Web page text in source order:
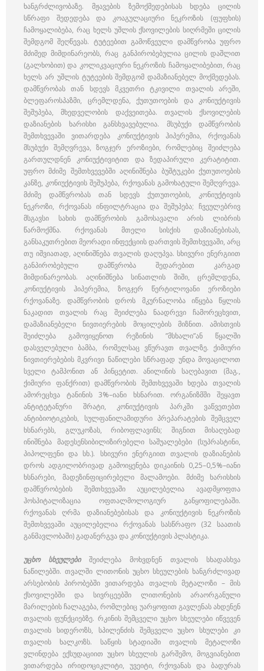
ხანგრძლივობაზე. მჟავების ზემოქმედებისას ხდება ცილის
სწრაფი შედედება და კოაგულაციური ნეკროზის (ფუფხის)
ჩამოყალიბება, რაც ხელს უშლის ქსოვილების სიღრმეში ცილის
შემდგომ შეღწევას. ტუტეებით გამოწვეული დამწვრობა უფრო
მძიმედ მიმდინარეობს, რაც განპირობებულია ცილის დაშლით
(გალხობით) და კოლიკვაციური ნეკროზის ჩამოყალიბებით, რაც
ხელს არ უშლის ტუტეების შემდგომ დამაზიანებელ მოქმედებას.
დამწვრობას თან სდევს მკვეთრი ტკივილი თვალის არეში,
ბლეფაროსპაზმი, ცრემლდენა, ქუთუთოების და კონიუქტივის
შეშუპება, მხედველობის დაქვეითება. თვალის ქსოვილების
დაზიანების ხარისხი განსხვავებულია. მსუბუქი დამწვრობის
შემთხვევაში ვითარდება კონიუქტივის ჰიპერემია, რქოვანას
მსუბუქი შემღვრევა, ზოგჯერ ეროზიები, რომლებიც შეიძლება
გართულდნენ კონიუქტივიტით და ზედაპირული კერატიტით.
უფრო მძიმე შემთხვევებში აღინიშნება ბუშტუკები ქუთუთოების
კანზე, კონიუქტივის შეშუპება, რქოვანას გამოხატული შემღვრევა.
მძიმე დამწვრობას თან სდევს ქუთუთოების, კონიუქტივის
ნეკროზი, რქოვანას ინფილტრაცია და შეშუპება; ჩვეულებრივ
მსგავსი სახის დამწვრობის გამოსავალი არის ლიბრის
წარმოქმნა. რქოვანას მთელი სისქის დაზიანებისას,
განსაკუთრებით მეორადი ინფექციის დართვის შემთხვევაში, არც
თუ იშვიათად, აღინიშნება თვალის დაღუპვა. სხივური ენერგიით
განპირობებული დამწვრობა შედარებით კარგად
მიმდინარეობას. აღინიშნება სინათლის შიში, ცრემლდენა,
კონიუქტივის ჰიპერემია, ზოგჯერ წერტილოვანი ეროზიები
რქოვანაზე. დამწვრობის დროს მკურნალობა იწყება წყლის
ნაკადით თვალის რაც შეიძლება ნაადრევი ჩამორეცხვით,
დამაზიანებელი ნივთიერების მოცილების მიზნით. ამისთვის
შეიძლება გამოვიყენოთ რეზინის ”მსხალი”ან წყალში
დასველებული ბამბა, რომელსაც ვწურავთ თვალზე. ქიმიური
ნივთიერებების მკვრივი ნაწილები სწრაფად უნდა მოვაცილოთ
სველი ტამპონით ან პინცეტით. ანილინის საღებავით (მაგ.,
ქიმიური ფანქრით) დამწვრობის შემთხვევაში ხდება თვალის
ამორეცხვა ტანინის 3%–იანი ხსნარით. ორგანიზმში შეყავთ
ანტიტეტანური შრატი, კონიუქტივის პარკში ვაწვეთებთ
ანტიბიოტიკების, სულფანილამიდური პრეპარატების შემცველ
ხსნარებს, გლუკოზას, რიბოფლავინს; შიგნით მისაღებად
ინიშნება მადესენსიბილიზირებელი საშუალებები (სუპრასტინი,
პიპოლფენი და სხ.). სხივური ენერგიით თვალის დაზიანების
დროს ადგილობრივად გამოიყენება დიკაინის 0,25–0,5%–იანი
ხსნარები, მადეზინფიცირებელი მალამოები. მძიმე ხარისხის
დამწვრობების შემთხვევაში აუცილებელია ავადმყოფთა
ჰოსპიტალიზაცია ოფთალმოლოგიურ განყოფილებაში.
რქოვანას ღრმა დაზიანებებისას და კონიუქტივის ნეკროზის
შემთხვევაში აუცილებელია რქოვანას სასწრაფო (32 საათის
განმავლობაში) გადანერგვა და კონიუქტივის პლასტიკა.
უცხო სხეულებიშეიძლება მოხვდნენ თვალის სხადასხვა
ნაწილებში. თვალში ლითონის უცხო სხეულების ხანგრძლივად
არსებობის პირობებში ვითარდება თვალის მეტალოზი – მის
ქსოვილებში და სივრცეებში ლითონების არაორგანული
მარილების ჩალაგება, რომლებიც უარყოფით გავლენას ახდენენ
თვალის ფუნქციებზე. რკინის შემცველი უცხო სხეულები იწვევენ
თვალის სიდეროზს, სპილენძის შემცველი უცხო სხულები კი
თვალის ხალკოზს. საწყის სტადიაში თვალის მეტალოზი
ვლინდება ექსუდაციით უცხო სხეულის გარშემო, მოგვიანებით
ვითარდება ირიდოციკლიტი, უვეიტი, რქოვანას და ბადურას